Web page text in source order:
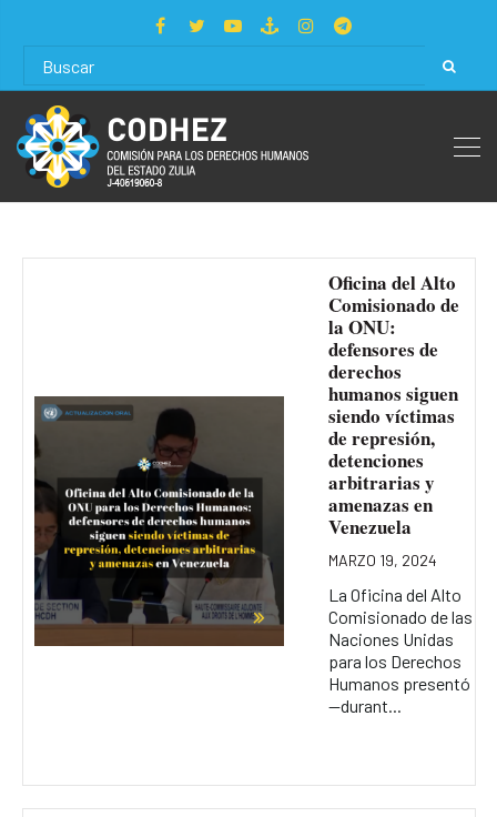
Oficina del Alto
Comisionado de
la ONU:
defensores de
derechos
humanos siguen
siendo víctimas
de represión,
detenciones
arbitrarias y
amenazas en
Venezuela
MARZO 19, 2024
La Oficina del Alto
Comisionado de las
Naciones Unidas
para los Derechos
Humanos presentó
—durant...